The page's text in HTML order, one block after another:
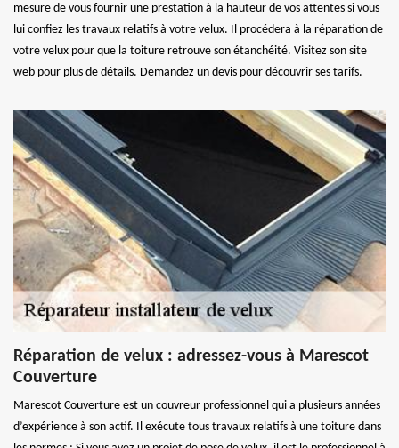
mesure de vous fournir une prestation à la hauteur de vos attentes si vous
lui confiez les travaux relatifs à votre velux. Il procédera à la réparation de
votre velux pour que la toiture retrouve son étanchéité. Visitez son site
web pour plus de détails. Demandez un devis pour découvrir ses tarifs.
Réparation de velux : adressez-vous à Marescot
Couverture
Marescot Couverture est un couvreur professionnel qui a plusieurs années
d’expérience à son actif. Il exécute tous travaux relatifs à une toiture dans